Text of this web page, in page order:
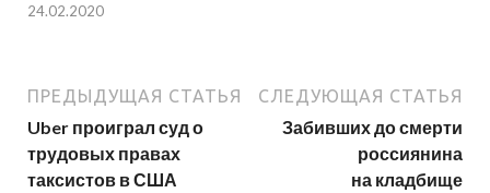
24.02.2020
ПРЕДЫДУЩАЯ СТАТЬЯ
Uber проиграл суд о
трудовых правах
таксистов в США
СЛЕДУЮЩАЯ СТАТЬЯ
Забивших до смерти
россиянина
на кладбище